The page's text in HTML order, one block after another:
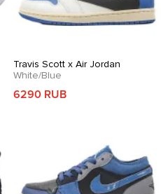
Travis Scott x Air Jordan
White/Blue
6290 RUB